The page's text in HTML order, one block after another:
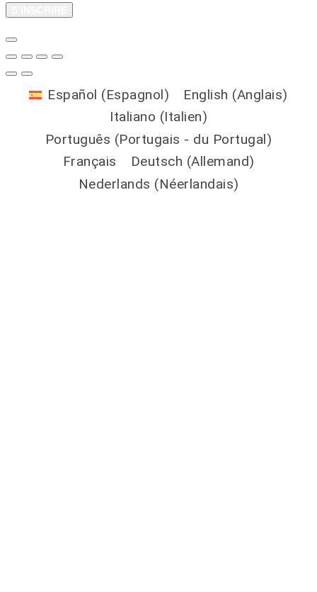
Español (Espagnol) English (Anglais)
Italiano (Italien)
Português (Portugais - du Portugal)
Français
Deutsch (Allemand)
Nederlands (Néerlandais)